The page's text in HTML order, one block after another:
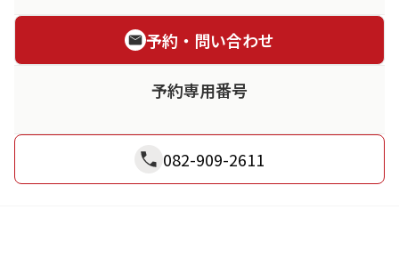
予約・問い合わせ
予約専用番号
082-909-2611